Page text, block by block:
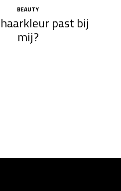
BEAUTY
past bij
mij?